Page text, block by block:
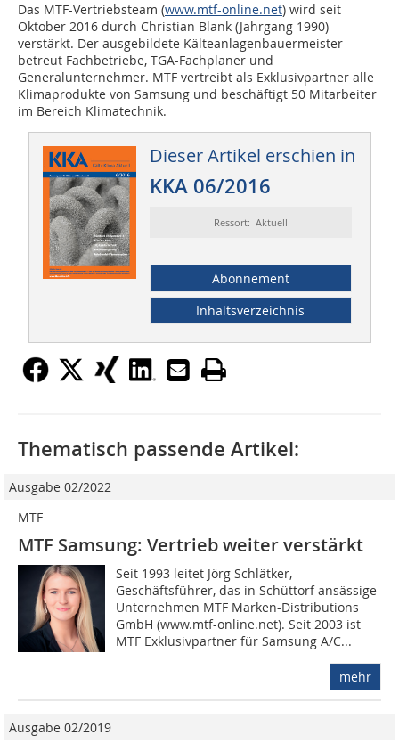
Das MTF-Vertriebsteam (www.mtf-online.net) wird seit
Oktober 2016 durch Christian Blank (Jahrgang 1990)
verstärkt. Der ausgebildete Kälteanlagenbauermeister
betreut Fachbetriebe, TGA-Fachplaner und
Generalunternehmer. MTF vertreibt als Exklusivpartner alle
Klimaprodukte von Samsung und beschäftigt 50 Mitarbeiter
im Bereich Klimatechnik.
Dieser Artikel erschien in
KKA 06/2016
Ressort: Aktuell
Abonnement
Inhaltsverzeichnis
Thematisch passende Artikel:
Ausgabe 02/2022
MTF
MTF Samsung: Vertrieb weiter verstärkt
Seit 1993 leitet Jörg Schlätker,
Geschäftsführer, das in Schüttorf ansässige
Unternehmen MTF Marken-Distributions
GmbH (www.mtf-online.net). Seit 2003 ist
MTF Exklusivpartner für Samsung A/C...
mehr
Ausgabe 02/2019